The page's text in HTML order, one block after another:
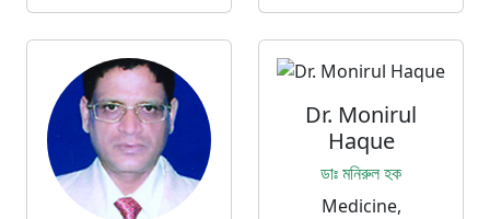
Dr. Monirul
Haque
ডাঃ মনিরুল হক
Medicine,